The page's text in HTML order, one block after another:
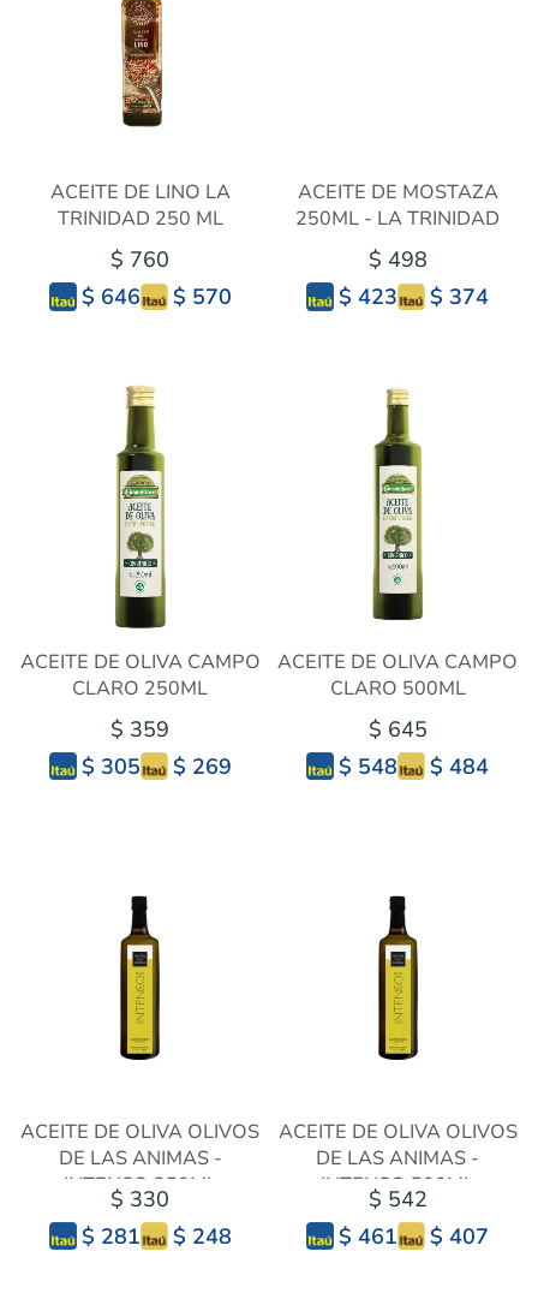
ACEITE DE LINO LA
TRINIDAD 250 ML
$ 760
$ 646
$ 570
ACEITE DE MOSTAZA
250ML - LA TRINIDAD
$ 498
$ 423
$ 374
ACEITE DE OLIVA CAMPO
CLARO 250ML
$ 359
$ 305
$ 269
ACEITE DE OLIVA CAMPO
CLARO 500ML
$ 645
$ 548
$ 484
ACEITE DE OLIVA OLIVOS
DE LAS ANIMAS -
INTENSO 250ML
$ 330
$ 281
$ 248
ACEITE DE OLIVA OLIVOS
DE LAS ANIMAS -
INTENSO 500ML
$ 542
$ 461
$ 407